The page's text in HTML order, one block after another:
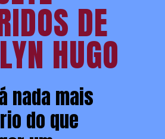
nada mais
do que
DE
HUGO